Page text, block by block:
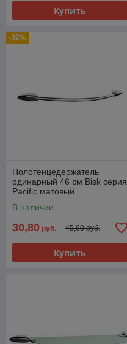
Купить
-32%
Полотенцедержатель
одинарный 46 см Bisk серия
Pacific матовый
В наличии
30,80 руб. 45,60 руб.
Купить